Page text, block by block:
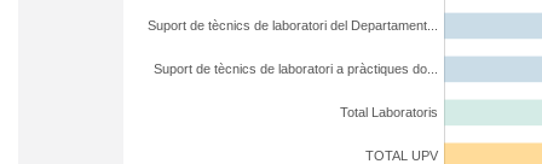
TOTAL UPV
Total Laboratoris
Suport de tècnics de laboratori a pràctiques do...
Suport de tècnics de laboratori del Departament...